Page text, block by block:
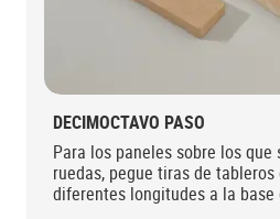
DECIMOCTAVO PASO
Para los paneles sobre los
ruedas, pegue tiras de
diferentes longitudes a la base